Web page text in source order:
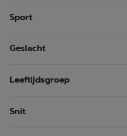
Sport
Geslacht
Leeftijdsgroep
Snit